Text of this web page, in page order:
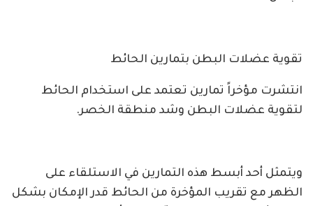
تقوية عضلات البطن بتمارين الحائط
انتشرت مؤخراً تمارين تعتمد على استخدام الحائط
لتقوية عضلات البطن وشد منطقة الخصر.
ويتمثل أحد أبسط هذه التمارين في الاستلقاء على
الظهر مع تقريب المؤخرة من الحائط قدر الإمكان بشكل